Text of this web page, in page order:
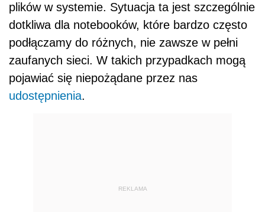
plików w systemie. Sytuacja ta jest szczególnie
dotkliwa dla notebooków, które bardzo często
podłączamy do różnych, nie zawsze w pełni
zaufanych sieci. W takich przypadkach mogą
pojawiać się niepożądane przez nas
udostępnienia.
REKLAMA